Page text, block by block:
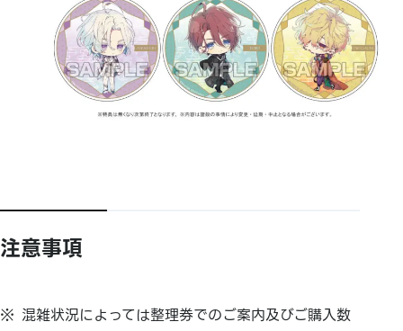
注意事項
混雑状況によっては整理券でのご案内及びご購入数